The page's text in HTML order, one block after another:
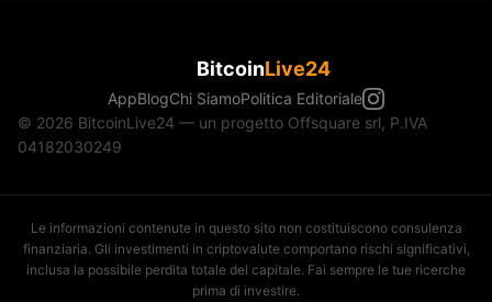
BitcoinLive24
AppBlogChi SiamoPolitica Editoriale
© 2026 BitcoinLive24 — un progetto Offsquare srl, P.IVA
04182030249
Le informazioni contenute in questo sito non costituiscono consulenza
finanziaria. Gli investimenti in criptovalute comportano rischi significativi,
inclusa la possibile perdita totale del capitale. Fai sempre le tue ricerche
prima di investire.